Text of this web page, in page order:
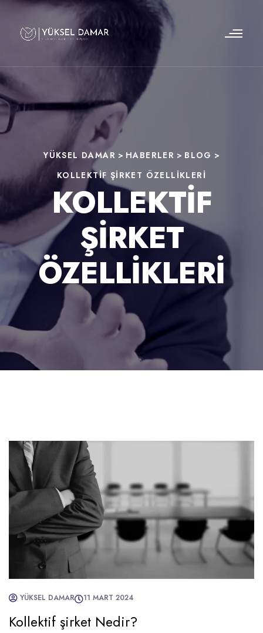
YÜKSEL DAMAR > HABERLER > BLOG >
KOLLEKTIF ŞIRKET ÖZELLIKLERI
KOLLEKTIF
ŞIRKET
ÖZELLIKLERI
YÜKSEL DAMAR 11 MART 2024
Kollektif şirket Nedir?